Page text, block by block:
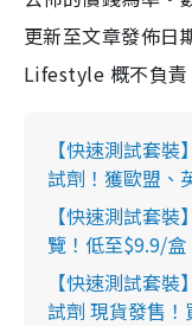
更新至文章發佈日
Lifestyle 概不負責
【快速測試套
試劑！獲歐盟、
【快速測試套
覽！低至$9.9/
【快速測試套
試劑 現貨發售